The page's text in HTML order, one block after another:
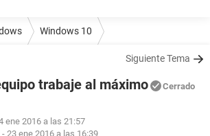
Windows 10
Siguiente Tema
trabaje al máximo Cerrado
ene 2016 a las 21:57
- 23 ene 2016 a las 16:39